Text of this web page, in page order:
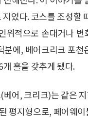
었다. 코스를 조성할
위적으로 손대거나
에, 베어크리크 포
홀을 갖추게 됐다.
어, 크리크)는 같은
평지형으로, 페어웨